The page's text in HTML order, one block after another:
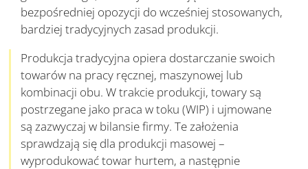
bezpośredniej opozycji do wcześniej stosowanych,
bardziej tradycyjnych zasad produkcji.
Produkcja tradycyjna opiera dostarczanie swoich
towarów na pracy ręcznej, maszynowej lub
kombinacji obu. W trakcie produkcji, towary są
postrzegane jako praca w toku (WIP) i ujmowane
są zazwyczaj w bilansie firmy. Te założenia
sprawdzają się dla produkcji masowej –
wyprodukować towar hurtem, a następnie